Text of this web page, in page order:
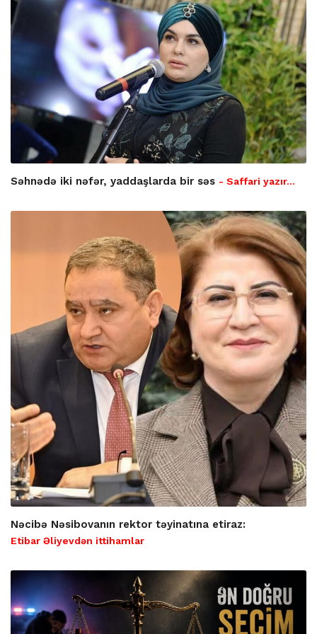
Səhnədə iki nəfər, yaddaşlarda bir səs - Saffari yazır…
Nəcibə Nəsibovanın rektor təyinatına etiraz:
Etibar Əliyevdən ittihamlar